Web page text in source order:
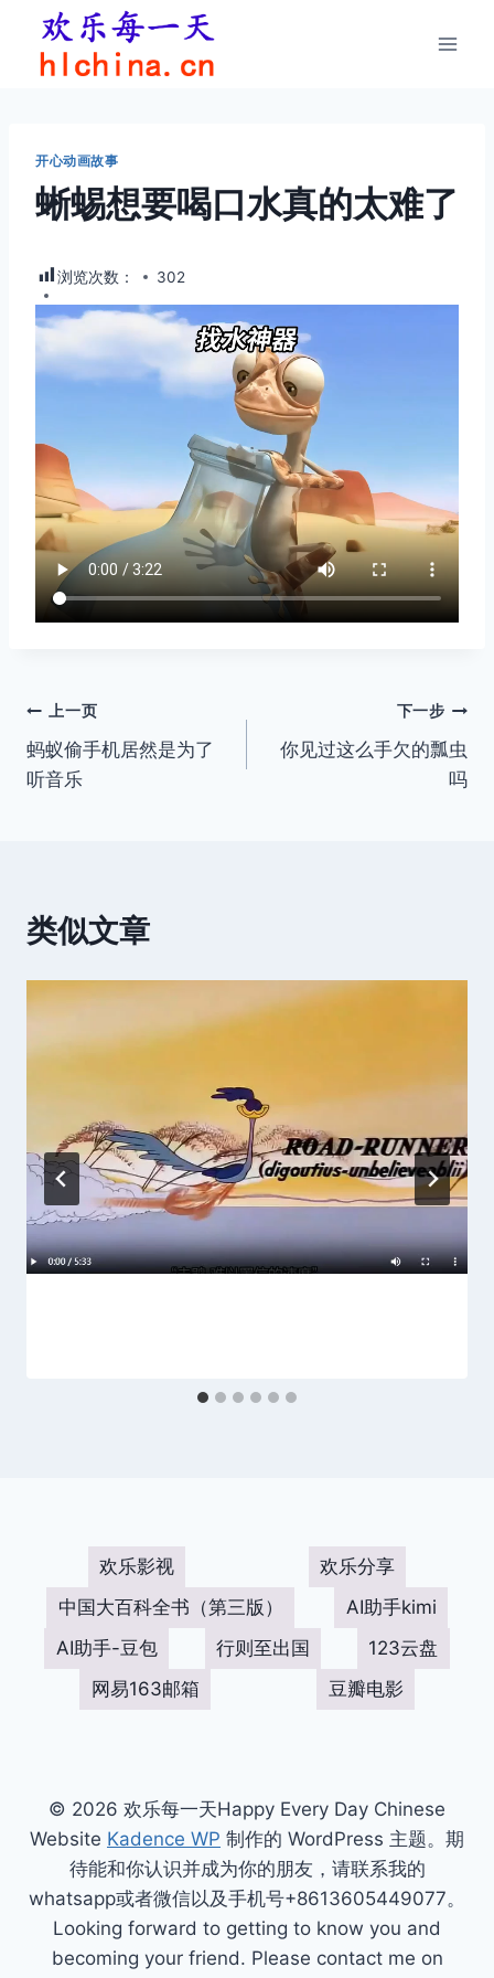
开心动画故事
蜥蜴想要喝口水真的太难了
浏览次数： 302
文
章
上一页
蚂蚁偷手机居然是为了
听音乐
下一步
你见过这么手欠的瓢虫
吗
类似文章
欢乐影视
欢乐分享
中国大百科全书（第三版）
AI助手kimi
AI助手-豆包
行则至出国
123云盘
网易163邮箱
豆瓣电影
© 2026 欢乐每一天Happy Every Day Chinese
Website Kadence WP 制作的 WordPress 主题。期
待能和你认识并成为你的朋友，请联系我的
whatsapp或者微信以及手机号+8613605449077。
Looking forward to getting to know you and
becoming your friend. Please contact me on